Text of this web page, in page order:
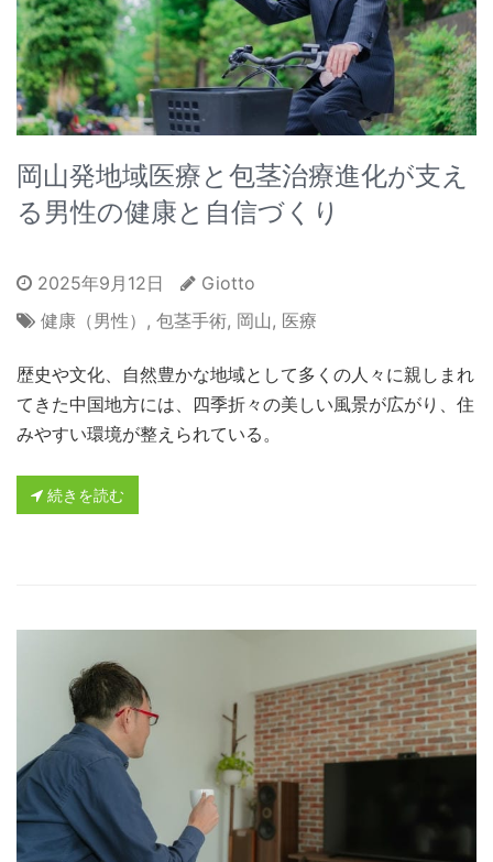
岡山発地域医療と包茎治療進化が支え
る男性の健康と自信づくり
2025年9月12日
Giotto
健康（男性） , 包茎手術, 岡山 , 医療
歴史や文化、自然豊かな地域として多くの人々に親しまれ
てきた中国地方には、四季折々の美しい風景が広がり、住
みやすい環境が整えられている。
続きを読む